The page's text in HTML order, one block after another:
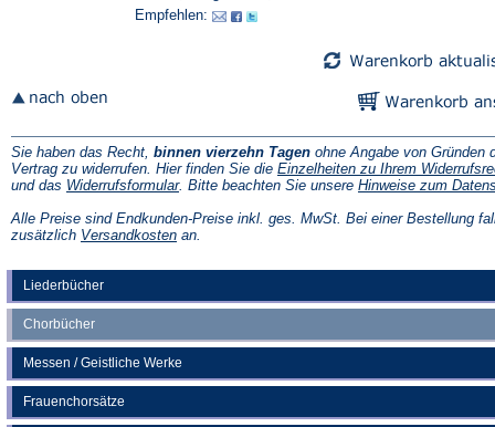
Liederbücher
Chorbücher
Messen / Geistliche Werke
Frauenchorsätze
Empfehlen:
Sie haben das Recht, binnen vierzehn Tagen ohne Angabe von Gründen
Vertrag zu widerrufen. Hier finden Sie die Einzelheiten zu Ihrem
und das Widerrufsformular(Öffnet
einem
neuen
. Bitte beachten Sie unsere Hinweise zum
Alle Preise sind Endkunden-Preise inkl. ges. MwSt. Bei einer Bestellung
zusätzlich Versandkosten(Öffnet
an.